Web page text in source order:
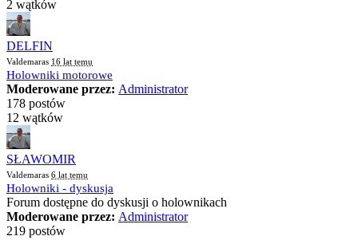
2 wątków
DELFIN
Valdemaras 16 lat temu
Holowniki motorowe
Moderowane przez: Administrator
178 postów
12 wątków
SŁAWOMIR
Valdemaras 6 lat temu
Holowniki - dyskusja
Forum dostępne do dyskusji o holownikach
Moderowane przez: Administrator
219 postów